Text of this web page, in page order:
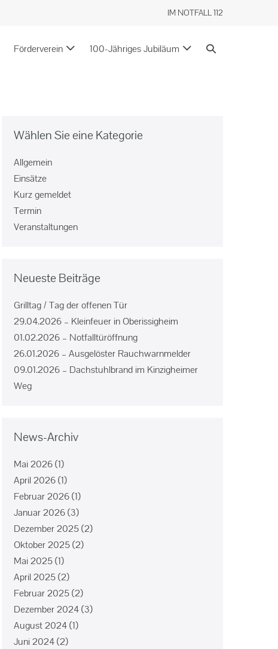
IM NOTFALL 112
Förderverein 100-Jähriges Jubiläum
Wählen Sie eine Kategorie
Allgemein
Einsätze
Kurz gemeldet
Termin
Veranstaltungen
Neueste Beiträge
Grilltag / Tag der offenen Tür
29.04.2026 – Kleinfeuer in Oberissigheim
01.02.2026 – Notfalltüröffnung
26.01.2026 – Ausgelöster Rauchwarnmelder
09.01.2026 – Dachstuhlbrand im Kinzigheimer
Weg
News-Archiv
Mai 2026(1)
April 2026(1)
Februar 2026(1)
Januar 2026(3)
Dezember 2025(2)
Oktober 2025(2)
Mai 2025(1)
April 2025(2)
Februar 2025(2)
Dezember 2024(3)
August 2024(1)
Juni 2024(2)